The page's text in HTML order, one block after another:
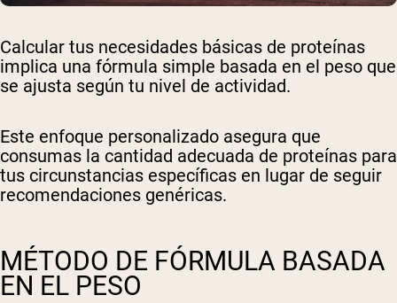
Calcular tus necesidades básicas de proteínas
implica una fórmula simple basada en el peso que
se ajusta según tu nivel de actividad.
Este enfoque personalizado asegura que
consumas la cantidad adecuada de proteínas para
tus circunstancias específicas en lugar de seguir
recomendaciones genéricas.
MÉTODO DE FÓRMULA BASADA
EN EL PESO